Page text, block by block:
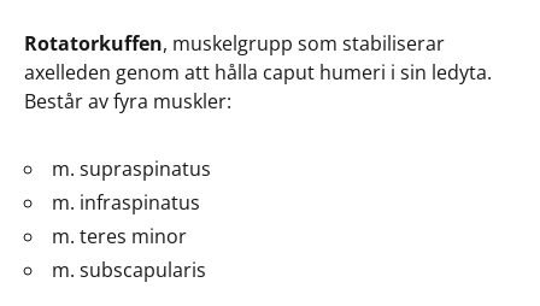
Rotatorkuffen, muskelgrupp som stabiliserar
axelleden genom att hålla caput humeri i sin ledyta.
Består av fyra muskler:
m. supraspinatus
m. infraspinatus
m. teres minor
m. subscapularis